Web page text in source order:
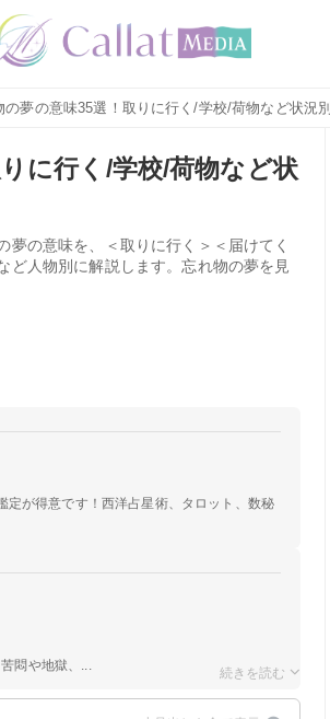
夢の意味35選！取りに行く/学校/荷物など状況別
に行く/学校/荷物など状
の意味を、＜取りに行く＞＜届けてく
ど人物別に解説します。忘れ物の夢を見
が得意です！西洋占星術、タロット、数秘
悶や地獄、...